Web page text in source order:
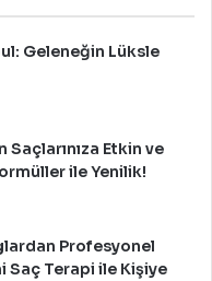
Geleneğin Lüksle
Saçlarınıza Etkin ve
ile Yenilik!
Profesyonel
Saç Terapi ile Kişiye